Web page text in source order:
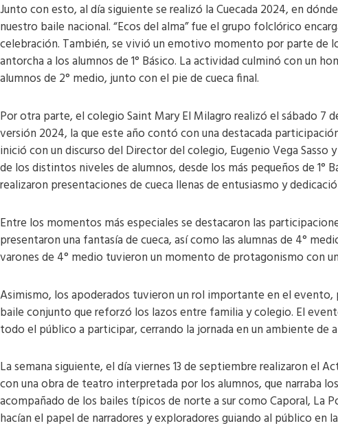
Junto con esto, al día siguiente se realizó la Cuecada 2024, en
nuestro baile nacional. “Ecos del alma” fue el grupo folclórico
celebración. También, se vivió un emotivo momento por parte de
antorcha a los alumnos de 1° Básico. La actividad culminó con un
alumnos de 2° medio, junto con el pie de cueca final.
Por otra parte, el colegio Saint Mary El Milagro realizó el sábado 7
versión 2024, la que este año contó con una destacada
inició con un discurso del Director del colegio, Eugenio Vega
de los distintos niveles de alumnos, desde los más pequeños de 1°
realizaron presentaciones de cueca llenas de entusiasmo y
Entre los momentos más especiales se destacaron las
presentaron una fantasía de cueca, así como las alumnas de 4°
varones de 4° medio tuvieron un momento de protagonismo con
Asimismo, los apoderados tuvieron un rol importante en el
baile conjunto que reforzó los lazos entre familia y colegio. El
todo el público a participar, cerrando la jornada en un ambiente de
La semana siguiente, el día viernes 13 de septiembre realizaron el
con una obra de teatro interpretada por los alumnos, que narraba
acompañado de los bailes típicos de norte a sur como Caporal, La
hacían el papel de narradores y exploradores guiando al público en